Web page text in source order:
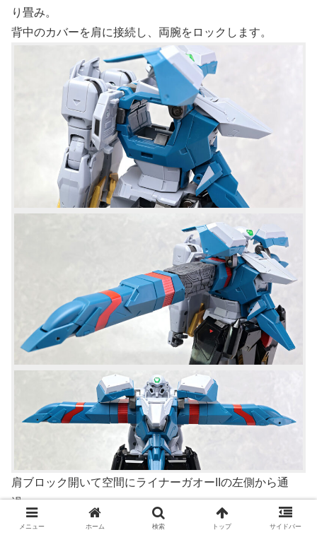
り畳み。
背中のカバーを肩に接続し、両腕をロックします。
肩ブロック開いて空間にライナーガオーIIの左側から通
過。
ライナーガオーIIを通す際、ガオファー胸部内のスイッチ
メニュー ホーム 検索 トップ サイドバー